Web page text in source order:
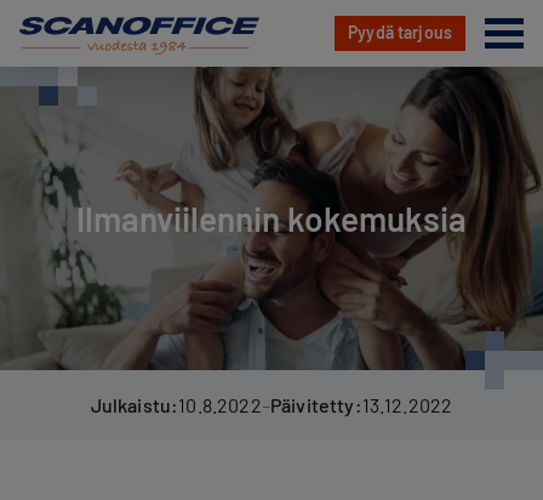
sisältöön
Pyydä tarjous
Ilmanviilennin kokemuksia
Julkaistu:10.8.2022–Päivitetty:13.12.2022